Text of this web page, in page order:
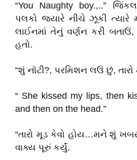
“You Naughty boy.,..”
પલકો જયારે નીચે ઝૂકી
લાઈનમાં તેનું વર્ણન કરી
હતો.
“શું નૉટી?, પરમિશન લઉં છું,
“ She kissed my lips, then
and then on the head.”
“તારો મૂડ કેવો હોય…મને શું
વાક્ય પૂરું કર્યું.